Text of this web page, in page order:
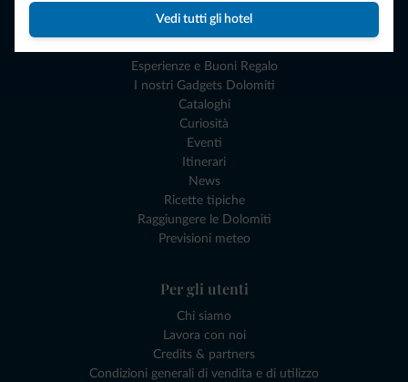
Vedi tutti gli hotel
Pianifica la vacanza
Esperienze e Buoni Regalo
I nostri Gadgets Dolomiti
Cataloghi
Curiosità
Eventi
Itinerari
News
Ricette tipiche
Raggiungere le Dolomiti
Previsioni meteo
Per gli utenti
Chi siamo
Lavora con noi
Credits & partners
Condizioni generali di vendita e di utilizzo